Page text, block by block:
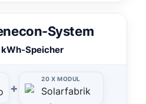
System
kWh-Speicher
+
20 X MODUL